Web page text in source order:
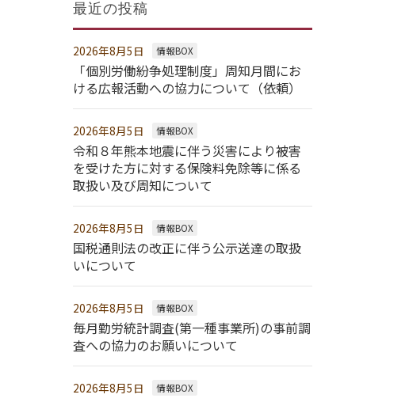
最近の投稿
2026年8月5日 情報BOX
「個別労働紛争処理制度」周知月間にお
ける広報活動への協力について（依頼）
2026年8月5日 情報BOX
令和８年熊本地震に伴う災害により被害
を受けた方に対する保険料免除等に係る
取扱い及び周知について
2026年8月5日 情報BOX
国税通則法の改正に伴う公示送達の取扱
いについて
2026年8月5日 情報BOX
毎月勤労統計調査(第一種事業所)の事前調
査への協力のお願いについて
2026年8月5日 情報BOX